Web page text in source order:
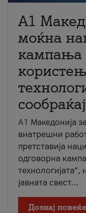
A1
моќна
кампања
A1 Македонија
внатрешни
претставија
одговорна
јавната свест...
Дознај повеќе